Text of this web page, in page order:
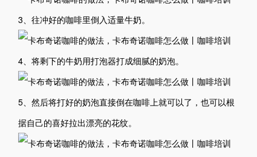
3、往冲好的咖啡里倒入适量牛奶。
4、将剩下的牛奶用打泡器打成细腻的奶泡。
5、然后将打好的奶泡直接倒在咖啡上就可以了，也可以根
据自己的喜好拉出漂亮的花纹。